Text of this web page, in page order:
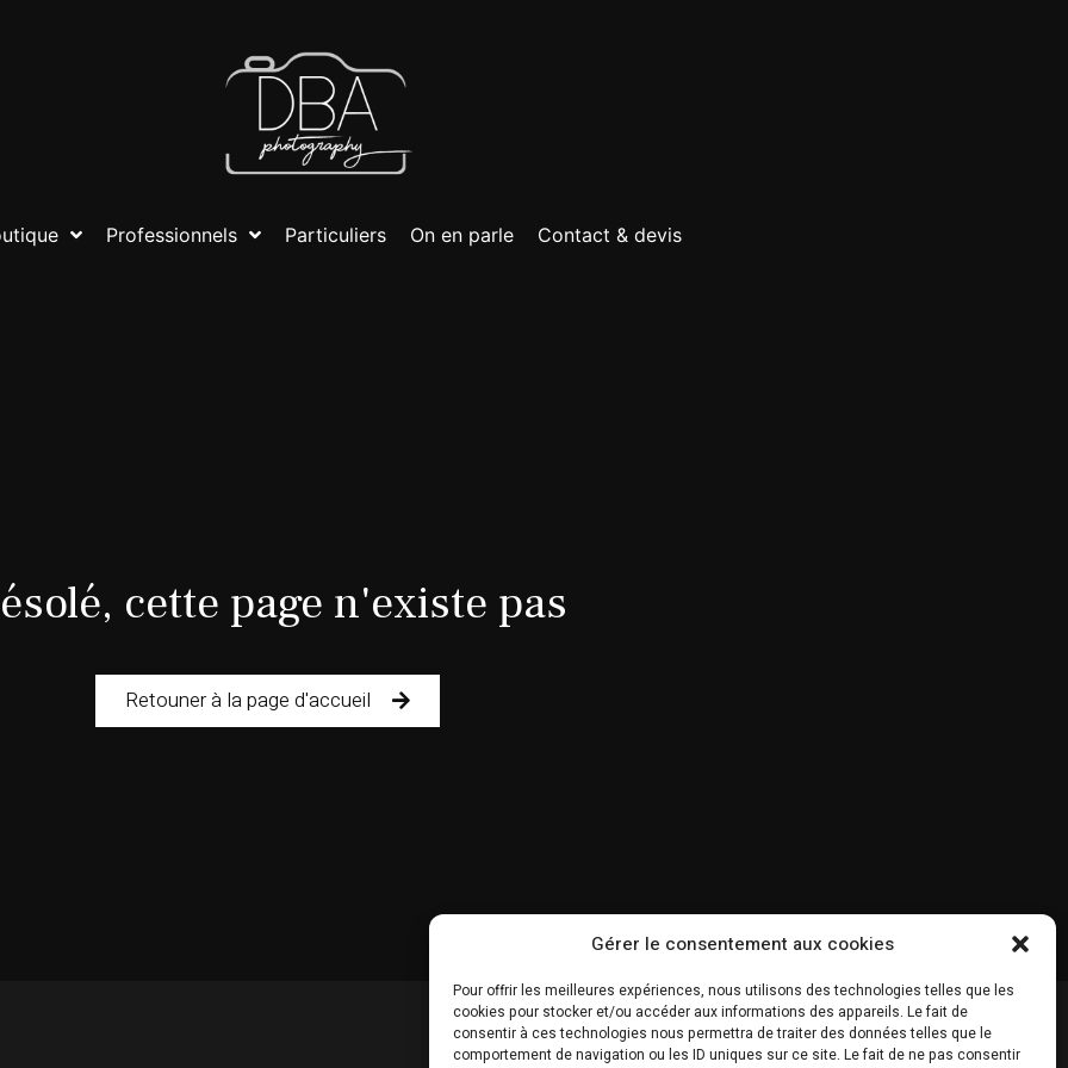
Gérer le consentement aux cookies
Pour offrir les meilleures expériences, nous utilisons des technologies telles que les
cookies pour stocker et/ou accéder aux informations des appareils. Le fait de
consentir à ces technologies nous permettra de traiter des données telles que le
comportement de navigation ou les ID uniques sur ce site. Le fait de ne pas consentir
Professionnels Particuliers On en parle Contact & devis
cette page n'existe pas
Retouner à la page d'accueil